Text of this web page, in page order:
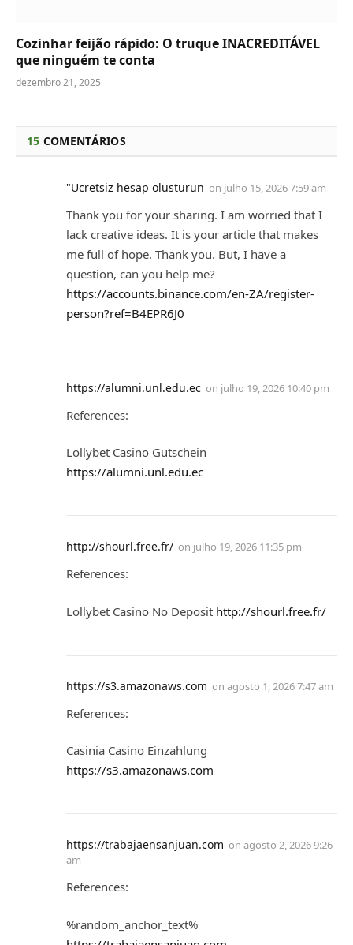
Cozinhar feijão rápido: O truque INACREDITÁVEL
que ninguém te conta
dezembro 21, 2025
15 COMENTÁRIOS
"Ucretsiz hesap olusturun on julho 15, 2026 7:59 am
Thank you for your sharing. I am worried that I
lack creative ideas. It is your article that makes
me full of hope. Thank you. But, I have a
question, can you help me?
https://accounts.binance.com/en-ZA/register-
person?ref=B4EPR6J0
https://alumni.unl.edu.ec on julho 19, 2026 10:40 pm
References:
Lollybet Casino Gutschein
https://alumni.unl.edu.ec
http://shourl.free.fr/ on julho 19, 2026 11:35 pm
References:
Lollybet Casino No Deposit http://shourl.free.fr/
https://s3.amazonaws.com on agosto 1, 2026 7:47 am
References:
Casinia Casino Einzahlung
https://s3.amazonaws.com
https://trabajaensanjuan.com on agosto 2, 2026 9:26
am
References:
%random_anchor_text%